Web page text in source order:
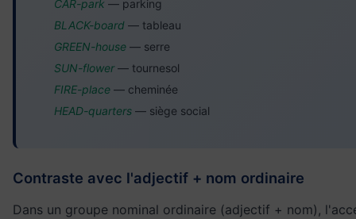
CAR-park — parking
BLACK-board — tableau
GREEN-house — serre
SUN-flower— tournesol
FIRE-place — cheminée
HEAD-quarters — siège social
Contraste avec l'adjectif + nom ordinaire
Dans un groupe nominal ordinaire (adjectif + nom),